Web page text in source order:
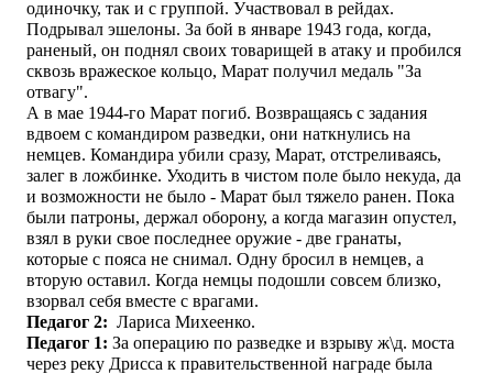
одиночку, так и с группой. Участвовал в рейдах.
Подрывал эшелоны. За бой в январе 1943 года, когда,
раненый, он поднял своих товарищей в атаку и пробился
сквозь вражеское кольцо, Марат получил медаль "За
отвагу".
А в мае 1944-го Марат погиб. Возвращаясь с задания
вдвоем с командиром разведки, они наткнулись на
немцев. Командира убили сразу, Марат, отстреливаясь,
залег в ложбинке. Уходить в чистом поле было некуда, да
и возможности не было - Марат был тяжело ранен. Пока
были патроны, держал оборону, а когда магазин опустел,
взял в руки свое последнее оружие - две гранаты,
которые с пояса не снимал. Одну бросил в немцев, а
вторую оставил. Когда немцы подошли совсем близко,
взорвал себя вместе с врагами.
Педагог 2: Лариса Михеенко.
Педагог 1: За операцию по разведке и взрыву ж\д. моста
через реку Дрисса к правительственной награде была